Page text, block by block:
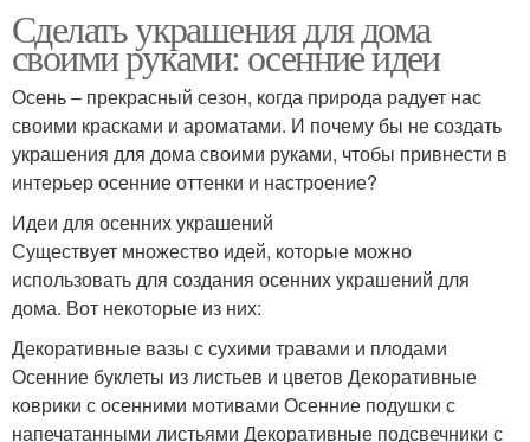
Сделать украшения для дома
своими руками: осенние идеи
Осень – прекрасный сезон, когда природа радует нас
своими красками и ароматами. И почему бы не создать
украшения для дома своими руками, чтобы привнести в
интерьер осенние оттенки и настроение?
Идеи для осенних украшений
Существует множество идей, которые можно
использовать для создания осенних украшений для
дома. Вот некоторые из них:
Декоративные вазы с сухими травами и плодами
Осенние буклеты из листьев и цветов Декоративные
коврики с осенними мотивами Осенние подушки с
напечатанными листьями Декоративные подсвечники с